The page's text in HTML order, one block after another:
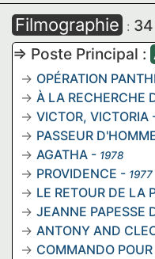
Filmographie :
=> Poste Principal :
OPÉRATION
À LA RECHERCHE
VICTOR, VICTORIA
PASSEUR
AGATHA - 1978
PROVIDENCE - 1977
LE RETOUR DE LA
JEANNE PAPESSE
ANTONY AND
COMMANDO